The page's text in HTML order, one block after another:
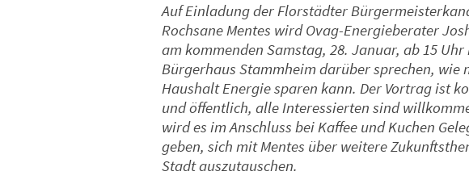
Auf Einladung der Florstädter
Rochsane Mentes wird Ovag-Energieberater
am kommenden Samstag, 28. Januar, ab 15 Uhr
Bürgerhaus Stammheim darüber sprechen, wie
Haushalt Energie sparen kann. Der Vortrag ist
und öffentlich, alle Interessierten sind
wird es im Anschluss bei Kaffee und Kuchen
geben, sich mit Mentes über weitere
Stadt auszutauschen.